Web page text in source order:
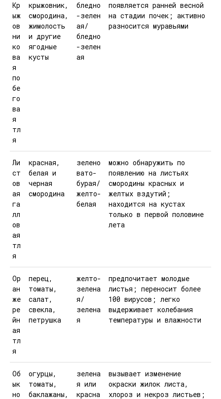
Кр
ыж
ов
ни
ко
ва
я
по
бе
го
ва
я
тл
я
крыжовник,
смородина,
жимолость
и другие
ягодные
кусты
бледно
-зелен
ая/
бледно
-зелен
ая
появляется ранней весной
на стадии почек; активно
разносится муравьями
Ли
ст
ов
ая
га
лл
ов
ая
тл
я
красная,
белая и
черная
смородина
зелено
вато-
бурая/
желто-
белая
можно обнаружить по
появлению на листьях
смородины красных и
желтых вздутий;
находится на кустах
только в первой половине
лета
Ор
ан
же
ре
йн
ая
тл
я
перец,
томаты,
салат,
свекла,
петрушка
желто-
зелена
я/
зелена
я
предпочитает молодые
листья; переносит более
100 вирусов; легко
выдерживает колебания
температуры и влажности
Об
ык
но
огурцы,
томаты,
баклажаны,
зелена
я или
красна
вызывает изменение
окраски жилок листа,
хлороз и некроз листьев;